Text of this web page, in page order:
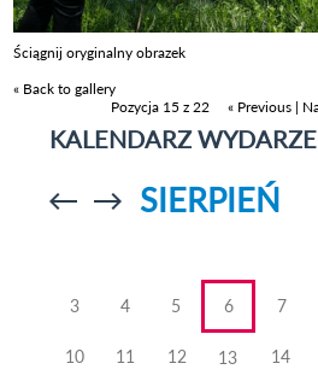
Ściągnij oryginalny obrazek
« Back to gallery
Pozycja 15 z 22
« Previous |
KALENDARZ
Przejdź doPrzejdź do
SIERPIEŃ
3 4 5 6 7
10 11 12 13 14